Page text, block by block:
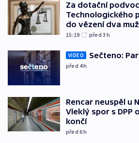
Za dotační
Technologického
do vězení dva
15:19 před 3h
VIDEO Sečteno:
před 4h
Rencar neuspěl u
Vleklý spor s DPP
končí
před 6h